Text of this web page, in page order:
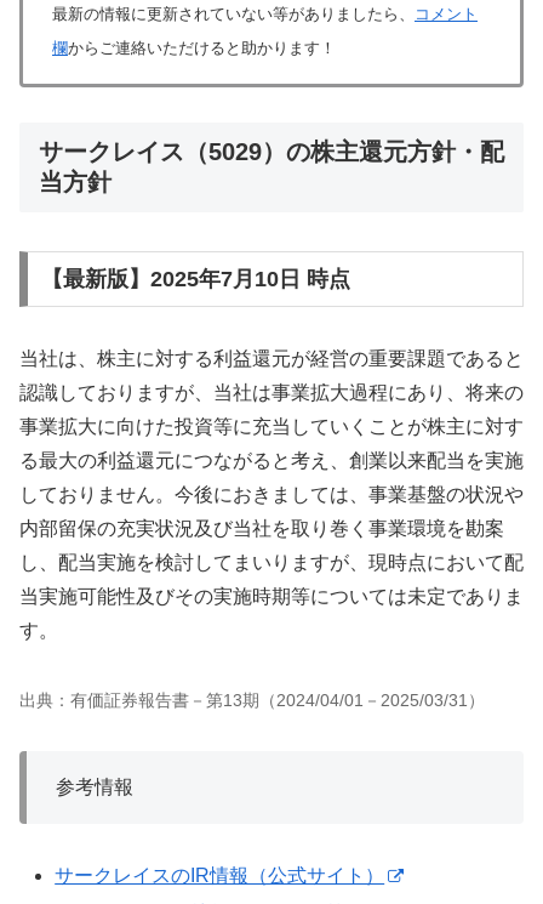
最新の情報に更新されていない等がありましたら、
コメント
欄からご連絡いただけると助かります！
サークレイス（5029）の株主還元方針・配
当方針
【最新版】2025年7月10日 時点
当社は、株主に対する利益還元が経営の重要課題であると
認識しておりますが、当社は事業拡大過程にあり、将来の
事業拡大に向けた投資等に充当していくことが株主に対す
る最大の利益還元につながると考え、創業以来配当を実施
しておりません。今後におきましては、事業基盤の状況や
内部留保の充実状況及び当社を取り巻く事業環境を勘案
し、配当実施を検討してまいりますが、現時点において配
当実施可能性及びその実施時期等については未定でありま
す。
出典：有価証券報告書－第13期（2024/04/01－2025/03/31）
参考情報
サークレイスのIR情報（公式サイト）